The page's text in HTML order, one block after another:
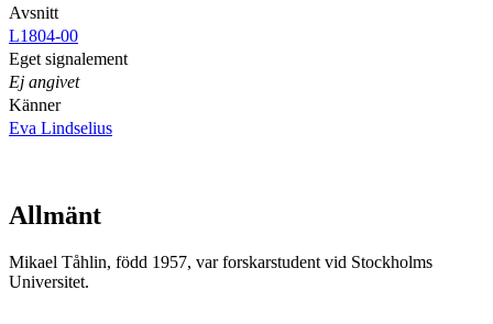
Avsnitt
L1804-00
Eget signalement
Ej angivet
Känner
Eva Lindselius
Allmänt
Mikael Tåhlin, född 1957, var forskarstudent vid Stockholms
Universitet.